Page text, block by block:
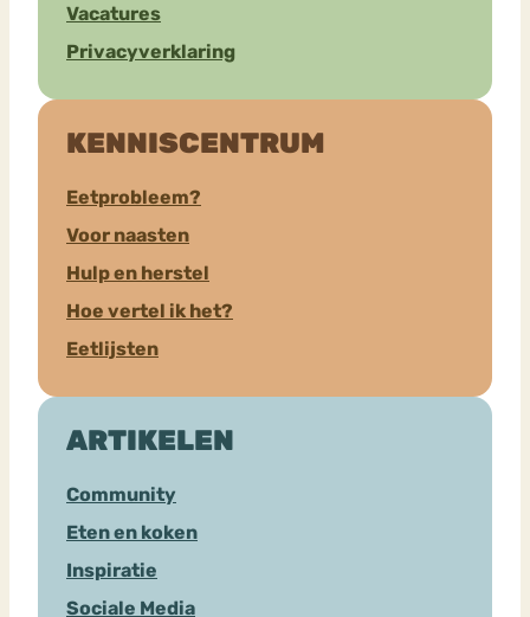
Vacatures
Privacyverklaring
KENNISCENTRUM
Eetprobleem?
Voor naasten
Hulp en herstel
Hoe vertel ik het?
Eetlijsten
ARTIKELEN
Community
Eten en koken
Inspiratie
Sociale Media